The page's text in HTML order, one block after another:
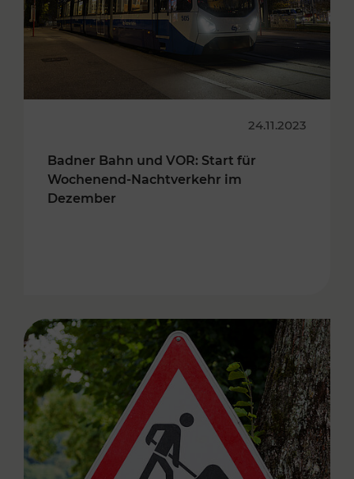
24.11.2023
Badner Bahn und VOR: Start für
Wochenend-Nachtverkehr im
Dezember